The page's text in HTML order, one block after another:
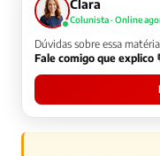
Clara
Colunista · Online
Dúvidas sobre essa
Fale comigo que explico